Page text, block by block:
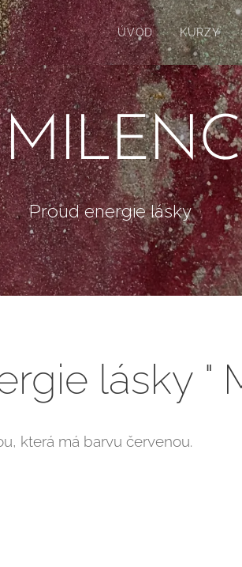
ÚVOD KURZY
Proud energie lásky
lásky "
která má barvu červenou.